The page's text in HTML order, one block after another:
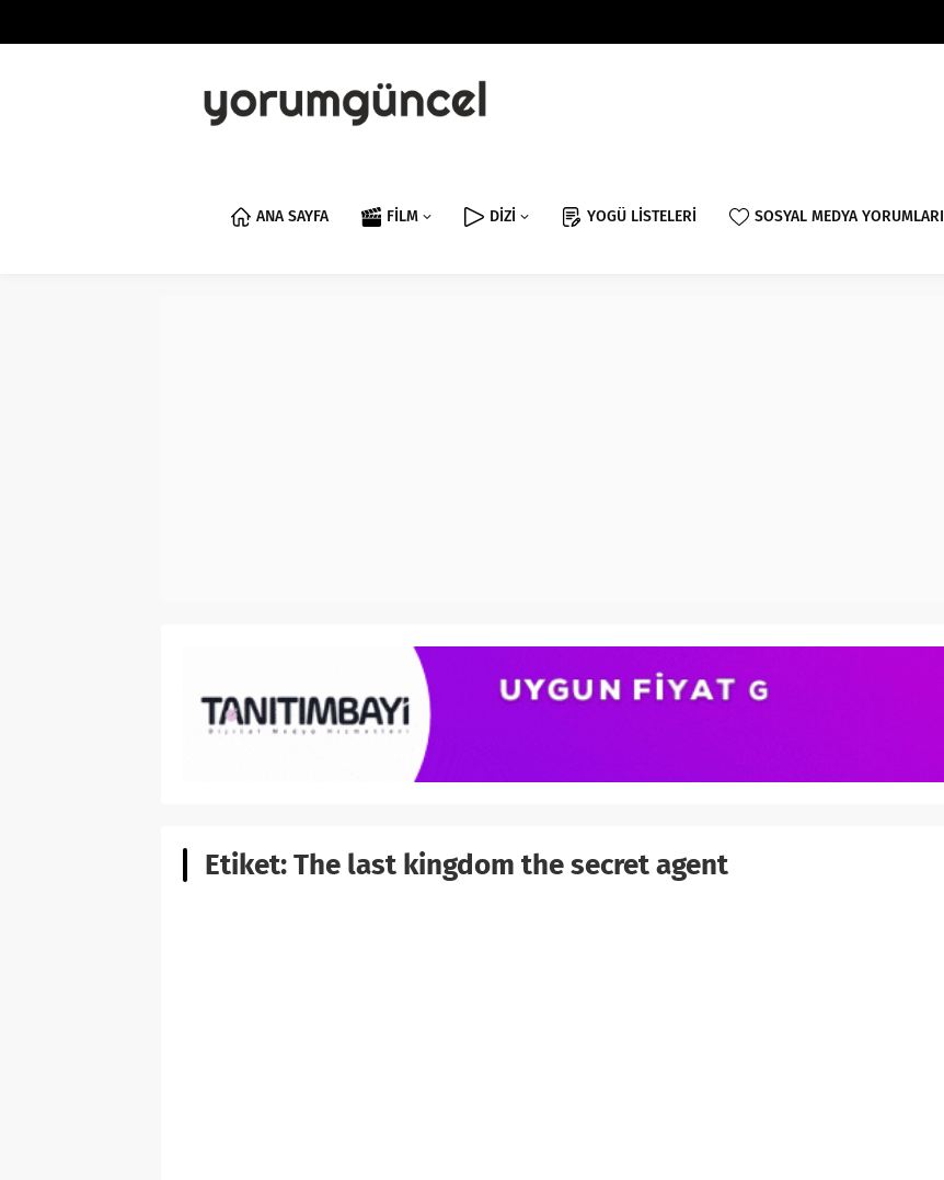
ANA SAYFA FİLM DİZİ YOGÜ LİSTELERİ SOSYAL MEDYA YORUMLARI
Etiket:The last kingdom the secret agent